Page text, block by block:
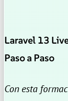
Laravel 13
Paso a Paso
Con esta